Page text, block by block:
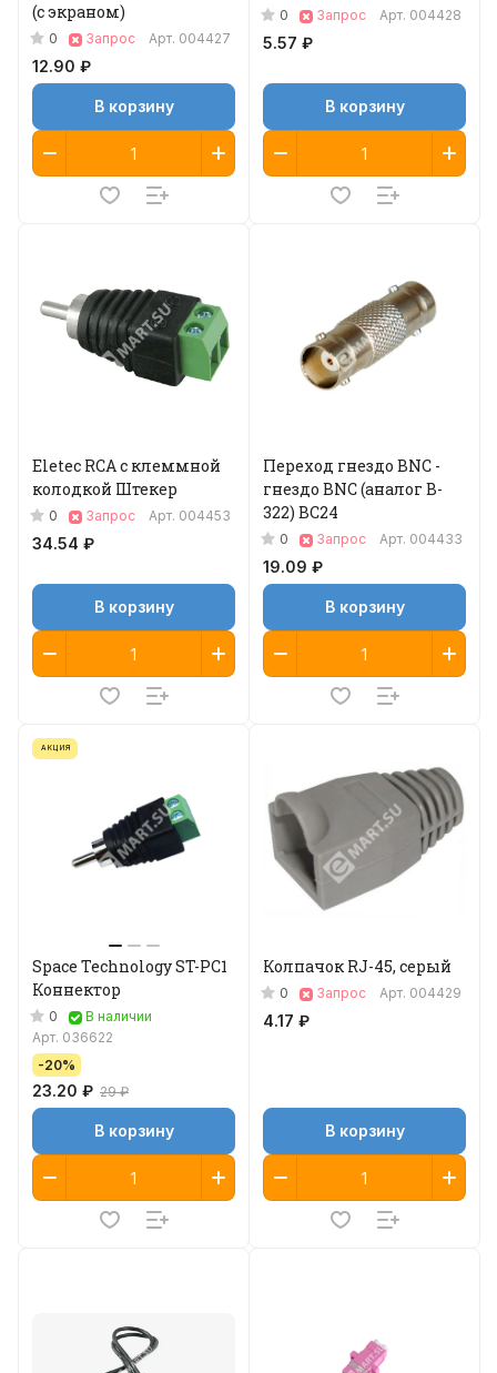
(с экраном)
0 Запрос Арт. 004427
12.90 ₽
В корзину
0 Запрос Арт. 004428
5.57 ₽
В корзину
Eletec RCA с клеммной
колодкой Штекер
0 Запрос Арт. 004453
34.54 ₽
В корзину
Переход гнездо BNC -
гнездо BNC (аналог B-
322) BC24
0 Запрос Арт. 004433
19.09 ₽
В корзину
АКЦИЯ
Space Technology ST-PC1
Коннектор
0
В наличии
Арт. 036622
-20%
23.20 ₽ 29 ₽
В корзину
Колпачок RJ-45, серый
0 Запрос Арт. 004429
4.17 ₽
В корзину